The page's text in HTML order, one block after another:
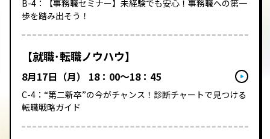
B-4：【事務職セミナー】未経験でも安心！事務職への第一
歩を踏み出そう！
【就職･転職ノウハウ】
8月17日（月） 18：00～18：45
C-4：“第二新卒”の今がチャンス！診断チャートで見つける
転職戦略ガイド